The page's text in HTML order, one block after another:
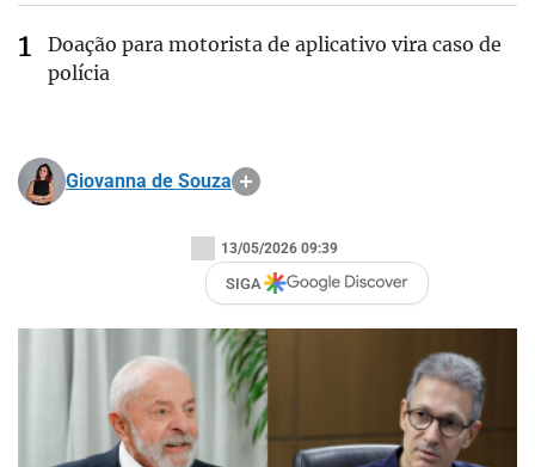
Doação para motorista de aplicativo vira caso de
polícia
Giovanna de Souza
13/05/2026 09:39
SIGA